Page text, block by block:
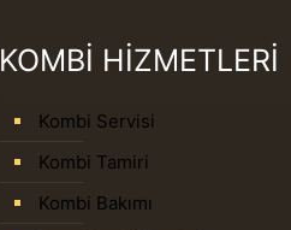
KOMBİ HİZMETLERİ
Kombi Servisi
Kombi Tamiri
Kombi Bakımı